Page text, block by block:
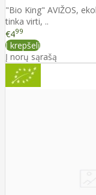
"Bio King" AVIŽOS,
tinka virti, ..
€499
Į krepšelį
Į norų sąrašą